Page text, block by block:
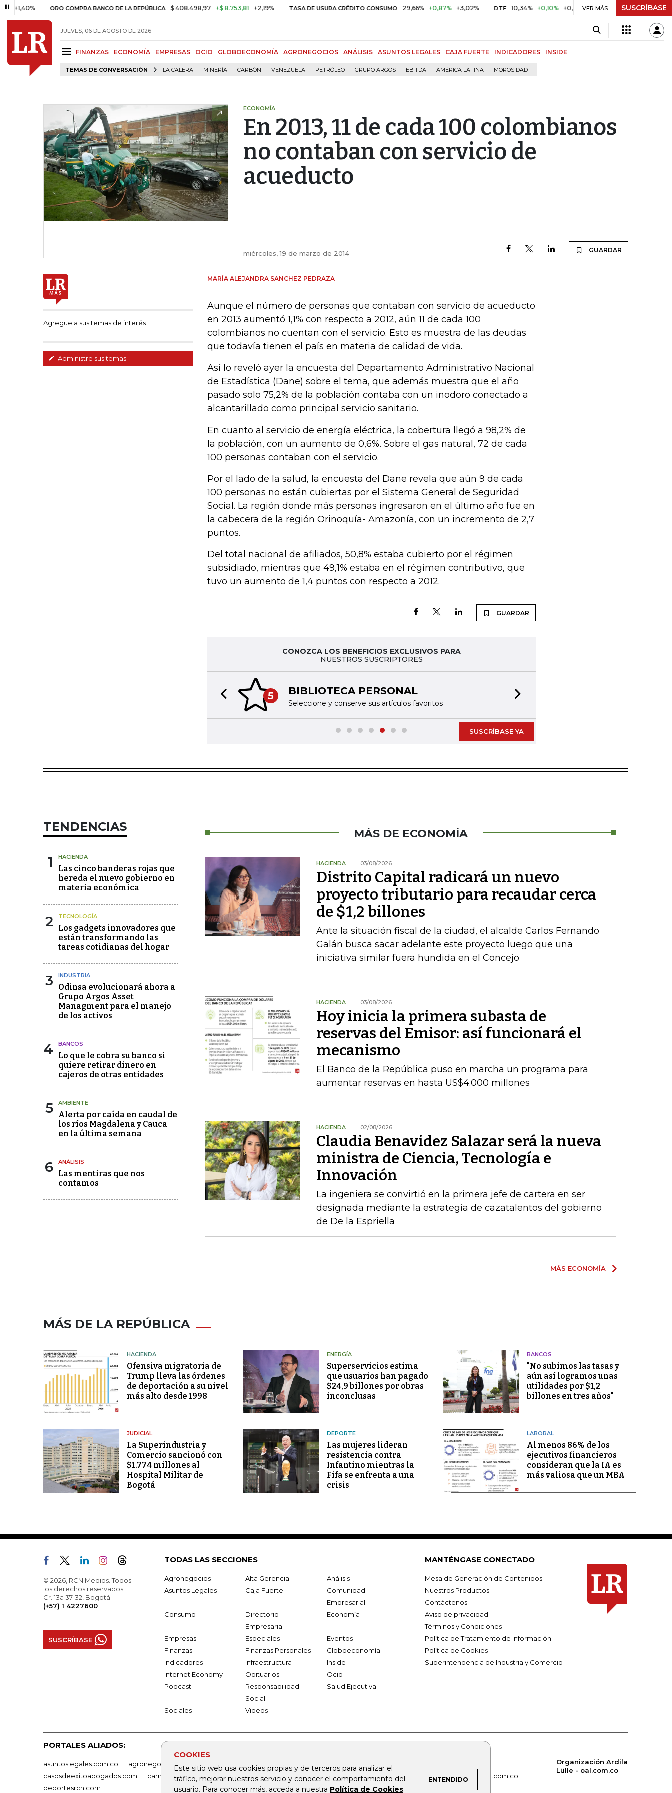
ORO COMPRA BANCO DE LA REPÚBLICA $ 408.498,97 +$ 8.753,81 +2,19% TASA DE USURA CRÉDITO CONSUMO 29,66% +0,87% +3,02% DTF 10,34% +0,10% +0,98% UVR $ 416,91 +$ 0,05 +0,01%
VER MÁS SUSCRÍBASE
JUEVES, 06 DE AGOSTO DE 2026
FINANZAS ECONOMÍA EMPRESAS OCIO GLOBOECONOMÍA AGRONEGOCIOS ANÁLISIS ASUNTOS LEGALES CAJA FUERTE INDICADORES INSIDE
TEMAS DE CONVERSACIÓN LA CALERA MINERÍA CARBÓN VENEZUELA PETRÓLEO GRUPO ARGOS EBITDA AMÉRICA LATINA MOROSIDAD
COOKIES
Este sitio web usa cookies propias y de terceros para analizar el
tráfico, mejorar nuestros servicio y conocer el comportamiento del
usuario. Para conocer más, acceda a nuestra Política de Cookies.
ENTENDIDO
ECONOMÍA
En 2013, 11 de cada 100 colombianos
no contaban con servicio de
acueducto
miércoles, 19 de marzo de 2014 GUARDAR
Agregue a sus temas de interés
Administre sus temas
MARÍA ALEJANDRA SANCHEZ PEDRAZA
Aunque el número de personas que contaban con servicio de acueducto
en 2013 aumentó 1,1% con respecto a 2012, aún 11 de cada 100
colombianos no cuentan con el servicio. Esto es muestra de las deudas
que todavía tienen el país en materia de calidad de vida.
Así lo reveló ayer la encuesta del Departamento Administrativo Nacional
de Estadística (Dane) sobre el tema, que además muestra que el año
pasado solo 75,2% de la población contaba con un inodoro conectado a
alcantarillado como principal servicio sanitario.
En cuanto al servicio de energía eléctrica, la cobertura llegó a 98,2% de
la población, con un aumento de 0,6%. Sobre el gas natural, 72 de cada
100 personas contaban con el servicio.
Por el lado de la salud, la encuesta del Dane revela que aún 9 de cada
100 personas no están cubiertas por el Sistema General de Seguridad
Social. La región donde más personas ingresaron en el último año fue en
la cabecera de la región Orinoquía- Amazonía, con un incremento de 2,7
puntos.
Del total nacional de afiliados, 50,8% estaba cubierto por el régimen
subsidiado, mientras que 49,1% estaba en el régimen contributivo, que
tuvo un aumento de 1,4 puntos con respecto a 2012.
GUARDAR
CONOZCA LOS BENEFICIOS EXCLUSIVOS PARA
NUESTROS SUSCRIPTORES
5 BIBLIOTECA PERSONAL
Seleccione y conserve sus artículos favoritos
Previous slide
SUSCRÍBASE YA
TENDENCIAS
1 HACIENDA
Las cinco banderas rojas que
hereda el nuevo gobierno en
materia económica
2 TECNOLOGÍA
Los gadgets innovadores que
están transformando las
tareas cotidianas del hogar
3 INDUSTRIA
Odinsa evolucionará ahora a
Grupo Argos Asset
Managment para el manejo
de los activos
4 BANCOS
Lo que le cobra su banco si
quiere retirar dinero en
cajeros de otras entidades
5 AMBIENTE
Alerta por caída en caudal de
los ríos Magdalena y Cauca
en la última semana
6 ANÁLISIS
Las mentiras que nos
contamos
MÁS DE ECONOMÍA
HACIENDA 03/08/2026
Distrito Capital radicará un nuevo
proyecto tributario para recaudar cerca
de $1,2 billones
Ante la situación fiscal de la ciudad, el alcalde Carlos Fernando
Galán busca sacar adelante este proyecto luego que una
iniciativa similar fuera hundida en el Concejo
HACIENDA 03/08/2026
Hoy inicia la primera subasta de
reservas del Emisor: así funcionará el
mecanismo
El Banco de la República puso en marcha un programa para
aumentar reservas en hasta US$4.000 millones
HACIENDA 02/08/2026
Claudia Benavidez Salazar será la nueva
ministra de Ciencia, Tecnología e
Innovación
La ingeniera se convirtió en la primera jefe de cartera en ser
designada mediante la estrategia de cazatalentos del gobierno
de De la Espriella
MÁS ECONOMÍA
MÁS DE LA REPÚBLICA
HACIENDA
Ofensiva migratoria de
Trump lleva las órdenes
de deportación a su nivel
más alto desde 1998
ENERGÍA
Superservicios estima
que usuarios han pagado
$24,9 billones por obras
inconclusas
BANCOS
"No subimos las tasas y
aún así logramos unas
utilidades por $1,2
billones en tres años"
JUDICIAL
La Superindustria y
Comercio sancionó con
$1.774 millones al
Hospital Militar de
Bogotá
DEPORTE
Las mujeres lideran
resistencia contra
Infantino mientras la
Fifa se enfrenta a una
crisis
LABORAL
Al menos 86% de los
ejecutivos financieros
consideran que la IA es
más valiosa que un MBA
© 2026, RCN Medios. Todos
los derechos reservados.
Cr. 13a 37-32, Bogotá
(+57) 1 4227600
SUSCRÍBASE
TODAS LAS SECCIONES
Agronegocios Alta Gerencia
Análisis
Asuntos Legales
Caja Fuerte
Comunidad
Empresarial
Consumo
Directorio
Empresarial
Economía
Empresas Especiales
Eventos
Finanzas
Finanzas Personales
Globoeconomía
Indicadores
Infraestructura
Inside
Internet Economy
Obituarios
Ocio
Podcast
Responsabilidad
Social
Salud Ejecutiva
Sociales Videos
MANTÉNGASE CONECTADO
Mesa de Generación de Contenidos
Nuestros Productos
Contáctenos
Aviso de privacidad
Términos y Condiciones
Política de Tratamiento de Información
Política de Cookies
Superintendencia de Industria y Comercio
PORTALES ALIADOS:
asuntoslegales.com.co agronegocios.co empresas.larepublica.co firmasdeabogados.com
bolsaencolombia.com
casosdeexitoabogados.com
carnavalindustriacultural.com canalrcn.com rcnradio.com noticiasrcn.com lafm.com.co
alerta.com.co
deportesrcn.com
Organización Ardila
Lülle - oal.com.co